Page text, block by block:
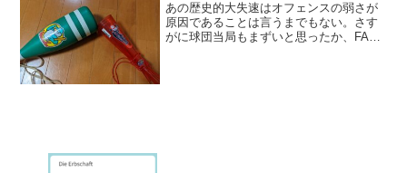
あの歴史的大失速はオフェンスの弱さが
原因であることは言うまでもない。さす
がに球団当局もまずいと思ったか、FA補